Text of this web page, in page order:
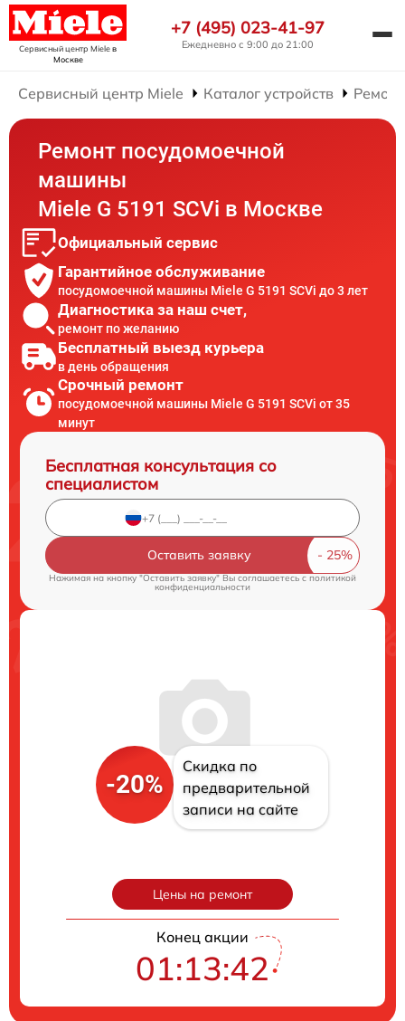
Сервисный центр Mieleв
Москве
+7 (495) 023-41-97
Ежедневно с 9:00 до 21:00
Сервисный центр Miele Каталог устройств
Ремонт посудомоечной
машины
Miele G 5191 SCVi в Москве
Официальный сервис
Гарантийное обслуживание
посудомоечной машины Miele G 5191 SCVi до 3 лет
Диагностика за наш счет,
ремонт по желанию
Бесплатный выезд курьера
в день обращения
Срочный ремонт
посудомоечной машины Miele G 5191 SCVi от 35
минут
Бесплатная консультация со
специалистом
Оставить заявку
Нажимая на кнопку "Оставить заявку" Вы соглашаетесь cполитикой
конфиденциальности
-20%
Скидка по
предварительной
записи на сайте
Цены на ремонт
Конец акции
01:13:41